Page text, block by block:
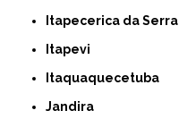
Itapecerica da Serra
Itapevi
Itaquaquecetuba
Jandira